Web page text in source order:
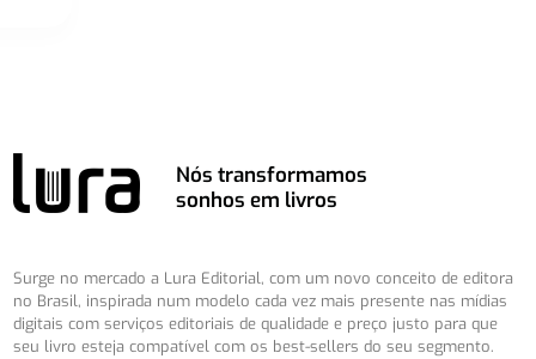
Nós transformamos
sonhos em livros
Surge no mercado a Lura Editorial, com um novo conceito de editora
no Brasil, inspirada num modelo cada vez mais presente nas mídias
digitais com serviços editoriais de qualidade e preço justo para que
seu livro esteja compatível com os best-sellers do seu segmento.